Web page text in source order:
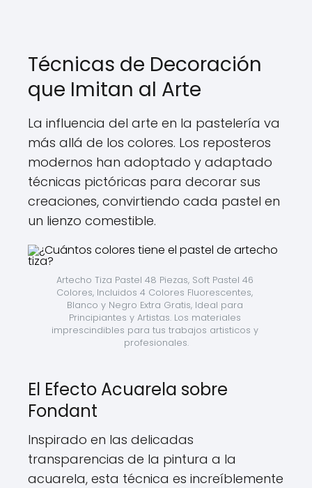
Técnicas de Decoración
que Imitan al Arte
La influencia del arte en la pastelería va
más allá de los colores. Los reposteros
modernos han adoptado y adaptado
técnicas pictóricas para decorar sus
creaciones, convirtiendo cada pastel en
un lienzo comestible.
Artecho Tiza Pastel 48 Piezas, Soft Pastel 46
Colores, Incluidos 4 Colores Fluorescentes,
Blanco y Negro Extra Gratis, Ideal para
Principiantes y Artistas. Los materiales
imprescindibles para tus trabajos artisticos y
profesionales.
El Efecto Acuarela sobre
Fondant
Inspirado en las delicadas
transparencias de la pintura a la
acuarela, esta técnica es increíblemente